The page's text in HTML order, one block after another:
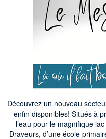
Découvrez un nouveau
enfin disponibles! Situés à
l’eau pour le magnifique
Draveurs, d’une école